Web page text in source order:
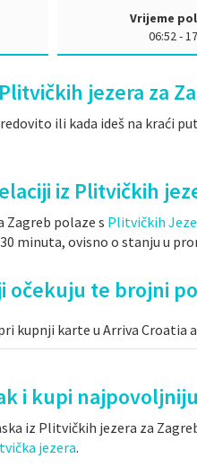
Vrijeme
06:52 -
jezera za
ili kada ideš na kraći
iz Plitvičkih
Zagreb polaze s Plitvičkih
minuta, ovisno o stanju u
očekuju te brojni
kupnji karte u Arriva Croatia
i kupi
iz Plitvičkih jezera za
jezera.